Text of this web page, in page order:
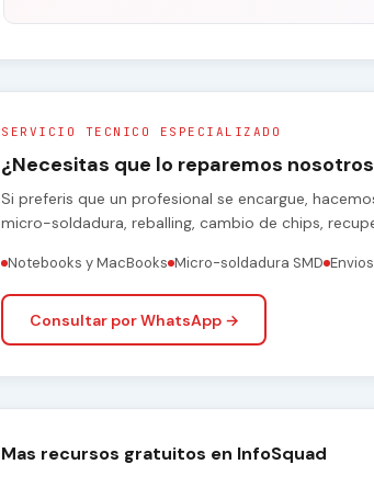
SERVICIO TECNICO ESPECIALIZADO
¿Necesitas que lo reparemos
Si preferis que un profesional se encargue,
micro-soldadura, reballing, cambio de chips,
Notebooks y MacBooks Micro-soldadura SMD
Consultar por WhatsApp →
Mas recursos gratuitos en InfoSquad